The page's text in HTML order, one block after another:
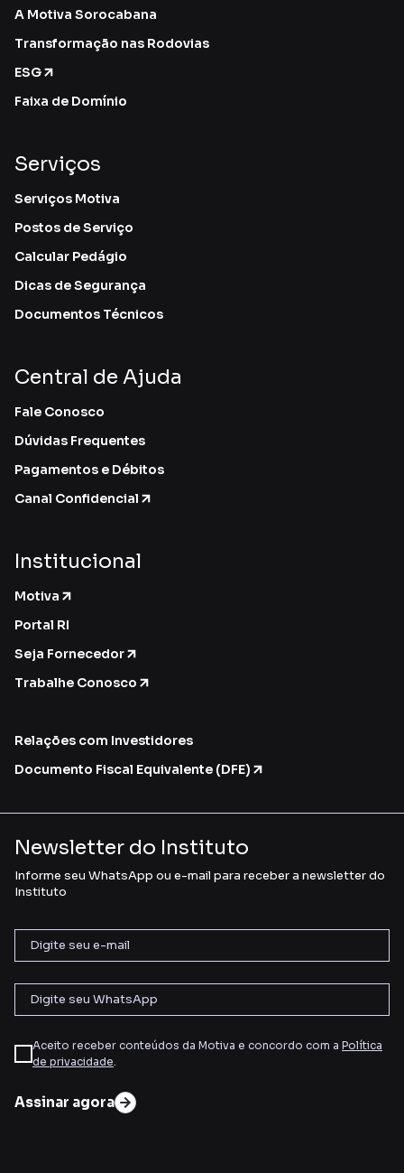
A Motiva Sorocabana
Transformação nas Rodovias
ESG
Faixa de Domínio
Serviços
Serviços Motiva
Postos de Serviço
Calcular Pedágio
Dicas de Segurança
Documentos Técnicos
Central de Ajuda
Fale Conosco
Dúvidas Frequentes
Pagamentos e Débitos
Canal Confidencial
Institucional
Motiva
Portal RI
Seja Fornecedor
Trabalhe Conosco
Relações com Investidores
Documento Fiscal Equivalente (DFE)
Newsletter do Instituto
Informe seu WhatsApp ou e-mail para receber a newsletter do
Instituto
Aceito receber conteúdos da Motiva e concordo com a Política
de privacidade.
Assinar agora